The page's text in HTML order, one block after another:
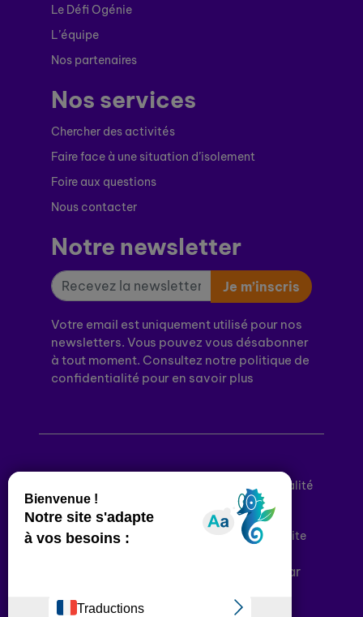
Le Défi Ogénie
L’équipe
Nos partenaires
Nos services
Chercher des activités
Faire face à une situation d’isolement
Foire aux questions
Nous contacter
Notre newsletter
Je m’inscris
Votre email est uniquement utilisé pour nos
newsletters. Vous pouvez vous désabonner
à tout moment. Consultez notre politique de
confidentialité pour en savoir plus
Politique de confidentialité
Conditions générales d’utilisation
Déclaration d’accessibilité
Plan du site
Plateforme développée en France par